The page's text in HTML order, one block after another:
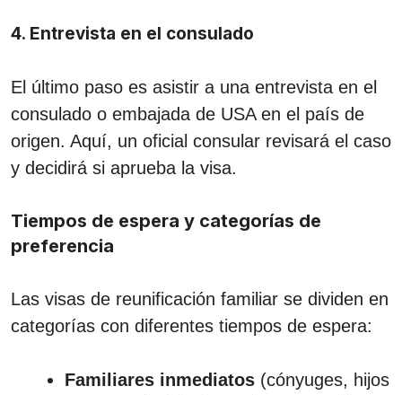
4. Entrevista en el consulado
El último paso es asistir a una entrevista en el
consulado o embajada de USA en el país de
origen. Aquí, un oficial consular revisará el caso
y decidirá si aprueba la visa.
Tiempos de espera y categorías de
preferencia
Las visas de reunificación familiar se dividen en
categorías con diferentes tiempos de espera:
Familiares inmediatos (cónyuges, hijos